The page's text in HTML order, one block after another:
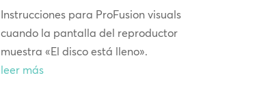
Instrucciones para ProFusion visuals
cuando la pantalla del reproductor
muestra «El disco está lleno».
leer más